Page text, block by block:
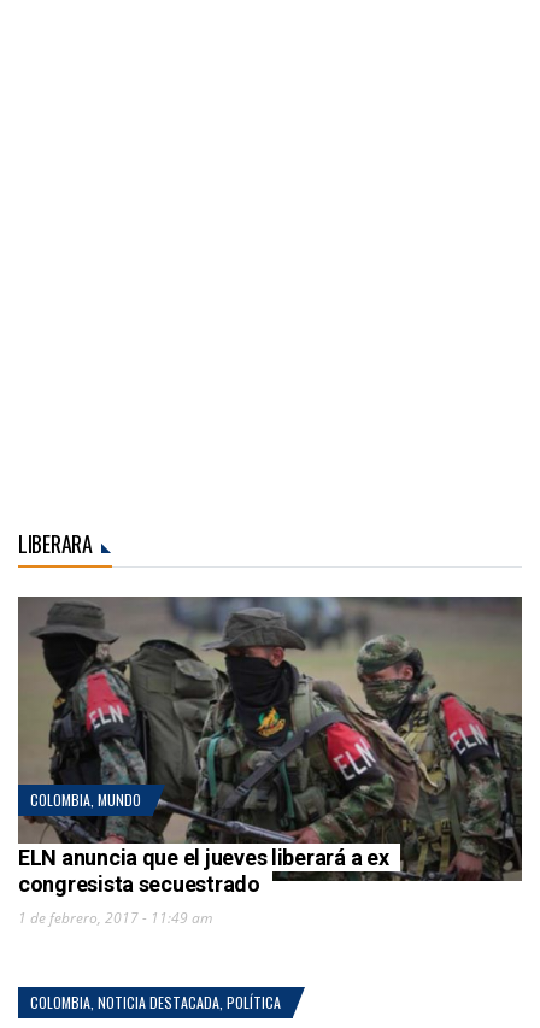
LIBERARA
COLOMBIA MUNDO
ELN anuncia que el jueves liberará a ex
congresista secuestrado
1 de febrero, 2017 - 11:49 am
COLOMBIA NOTICIA DESTACADA POLÍTICA